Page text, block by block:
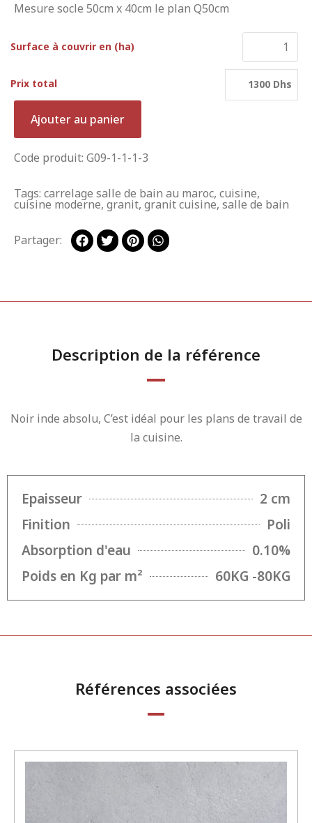
Mesure socle 50cm x 40cm le plan Q50cm
Surface à couvrir en (ha)
Prix total 1300 Dhs
Ajouter au panier
Code produit: G09-1-1-1-3
Tags: carrelage salle de bain au maroc, cuisine,
cuisine moderne, granit, granit cuisine, salle de bain
Partager:
Description de la référence
Noir inde absolu, C’est idéal pour les plans de travail de
la cuisine.
Epaisseur
2 cm
Finition
Poli
Absorption d'eau
0.10%
Poids en Kg par m²
60KG -80KG
Références associées